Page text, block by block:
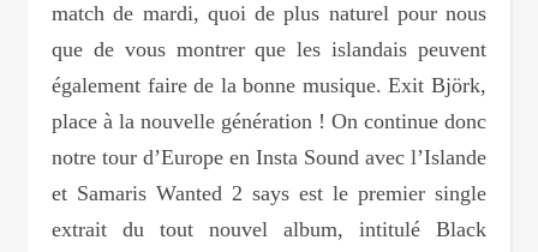
match de mardi, quoi de plus naturel pour nous
que de vous montrer que les islandais peuvent
également faire de la bonne musique. Exit Björk,
place à la nouvelle génération ! On continue donc
notre tour d’Europe en Insta Sound avec l’Islande
et Samaris Wanted 2 says est le premier single
extrait du tout nouvel album, intitulé Black